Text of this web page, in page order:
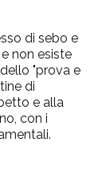
di sebo e
non esiste
"prova e
di
e alla
con i